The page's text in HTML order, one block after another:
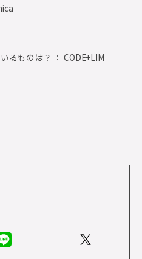
るものは？ ： CODE+LIM